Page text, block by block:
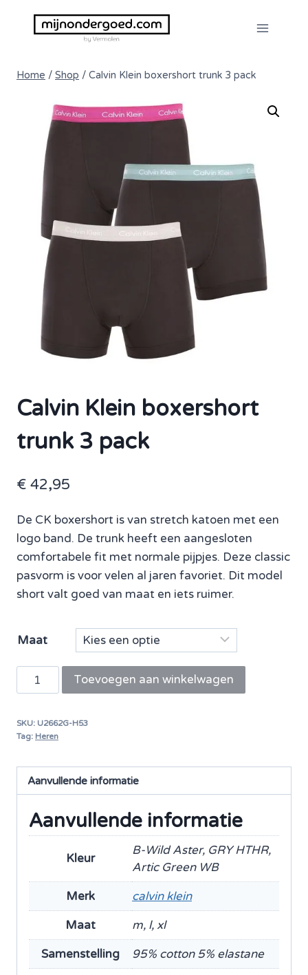
Home / Shop / Calvin Klein boxershort trunk 3 pack
Calvin Klein boxershort
trunk 3 pack
€ 42,95
De CK boxershort is van stretch katoen met een
logo band. De trunk heeft een aangesloten
comfortabele fit met normale pijpjes. Deze classic
pasvorm is voor velen al jaren favoriet. Dit model
short valt goed van maat en iets ruimer.
Maat
Calvin
Klein
trunk
pack
aantal
Toevoegen aan winkelwagen
SKU: U2662G-H53
Tag: Heren
Aanvullende informatie
Aanvullende informatie
Kleur
B-Wild Aster, GRY HTHR,
Artic Green WB
Merk
calvin klein
Maat
m, l, xl
Samenstelling
95% cotton 5% elastane